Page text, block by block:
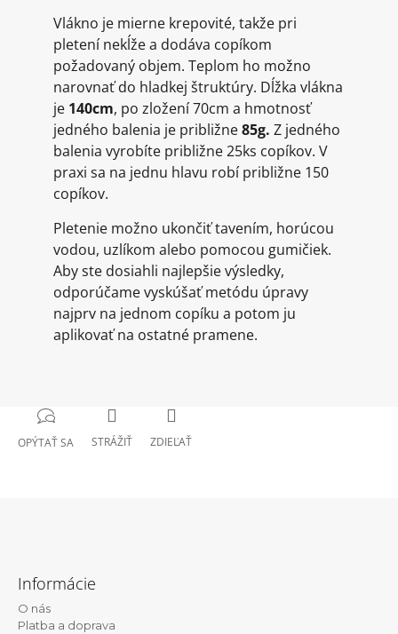
Vlákno je mierne krepovité, takže pri
pletení nekĺže a dodáva copíkom
požadovaný objem. Teplom ho možno
narovnať do hladkej štruktúry. Dĺžka vlákna
je 140cm, po zložení 70cm a hmotnosť
jedného balenia je približne85g. Z jedného
balenia vyrobíte približne 25ks copíkov. V
praxi sa na jednu hlavu robí približne 150
copíkov.
Pletenie možno ukončiť tavením, horúcou
vodou, uzlíkom alebo pomocou gumičiek.
Aby ste dosiahli najlepšie výsledky,
odporúčame vyskúšať metódu úpravy
najprv na jednom copíku a potom ju
aplikovať na ostatné pramene.
OPÝTAŤ SA STRÁŽIŤ ZDIEĽAŤ
Informácie
O nás
Platba a doprava